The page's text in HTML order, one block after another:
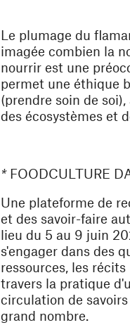
Le plumage du
imagée combien la
nourrir est une
permet une éthique
(prendre soin de
des écosystèmes et
*FOODCULTURE
Une plateforme de
et des savoir-faire
lieu du 5 au 9 juin
s'engager dans des
ressources, les
travers la pratique
circulation de
grand nombre.